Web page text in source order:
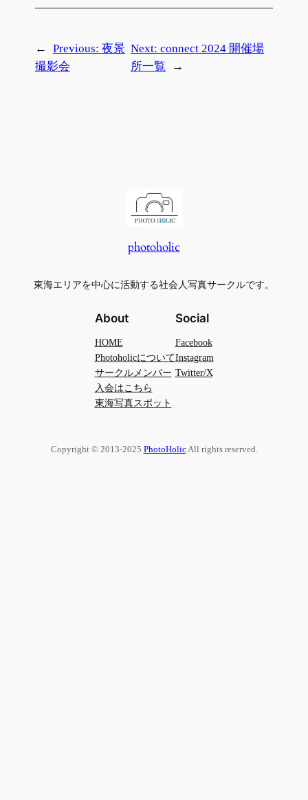
← Previous: 夜景
撮影会
Next: connect 2024 開催場
所一覧
→
photoholic
東海エリアを中心に活動する社会人写真サークルです。
About
HOME
Photoholicについて
サークルメンバー
入会はこちら
東海写真スポット
Social
Facebook
Instagram
Twitter/X
Copyright © 2013-2025 PhotoHolicAll rights reserved.